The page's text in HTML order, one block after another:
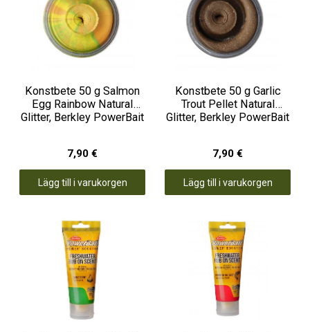
Konstbete 50 g Salmon
Egg Rainbow Natural
Glitter, Berkley PowerBait
7,90 €
Lägg till i varukorgen
Konstbete 50 g Garlic
Trout Pellet Natural
Glitter, Berkley PowerBait
7,90 €
Lägg till i varukorgen